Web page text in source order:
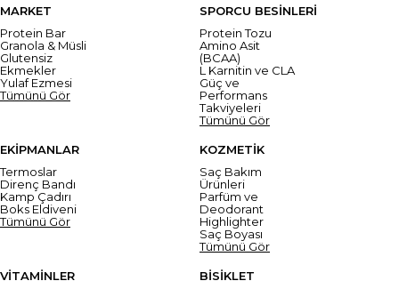
MARKET
Protein Bar
Granola & Müsli
Glutensiz
Ekmekler
Yulaf Ezmesi
Tümünü Gör
SPORCU BESİNLERİ
Protein Tozu
Amino Asit
(BCAA)
L Karnitin ve CLA
Güç ve
Performans
Takviyeleri
Tümünü Gör
EKİPMANLAR
Termoslar
Direnç Bandı
Kamp Çadırı
Boks Eldiveni
Tümünü Gör
KOZMETİK
Saç Bakım
Ürünleri
Parfüm ve
Deodorant
Highlighter
Saç Boyası
Tümünü Gör
VİTAMİNLER
BİSİKLET